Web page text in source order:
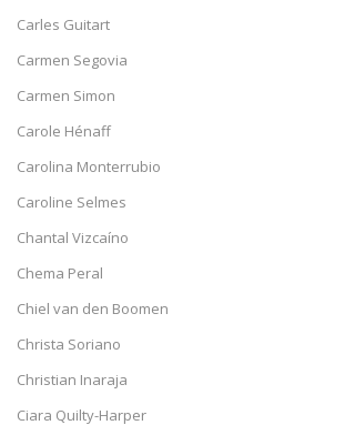
Carles Guitart
Carmen Segovia
Carmen Simon
Carole Hénaff
Carolina Monterrubio
Caroline Selmes
Chantal Vizcaíno
Chema Peral
Chiel van den Boomen
Christa Soriano
Christian Inaraja
Ciara Quilty-Harper